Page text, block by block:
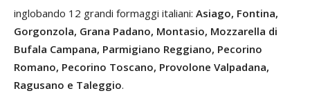
inglobando 12 grandi formaggi italiani: Asiago, Fontina,
Gorgonzola, Grana Padano, Montasio, Mozzarella di
Bufala Campana, Parmigiano Reggiano, Pecorino
Romano, Pecorino Toscano, Provolone Valpadana,
Ragusano e Taleggio.